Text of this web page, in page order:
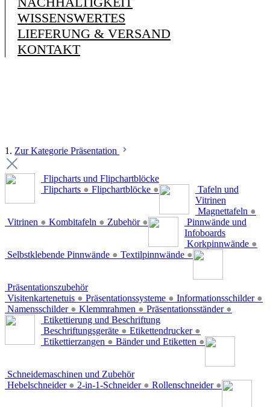
WISSENSWERTES
LIEFERUNG & VERSAND
KONTAKT
1. Zur Kategorie Präsentation
Flipcharts und Flipchartblöcke
Flipcharts ● Flipchartblöcke ●
Tafeln und
Vitrinen
Magnettafeln ●
Vitrinen ● Kombitafeln ● Zubehör ●
Pinnwände und
Infoboards
Korkpinnwände ●
Selbstklebende Pinnwände ● Textilpinnwände ●
Präsentationszubehör
Visitenkartenetuis ● Präsentationssysteme ● Informationsschilder ●
Namensschilder ● Klemmrahmen ● Präsentationsständer ●
Etikettierung und Beschriftung
Beschriftungsgeräte ● Etikettendrucker ●
Etikettierzangen ● Bänder und Etiketten ●
Schneidemaschinen und Zubehör
Hebelschneider ● 2-in-1-Schneider ● Rollenschneider ●